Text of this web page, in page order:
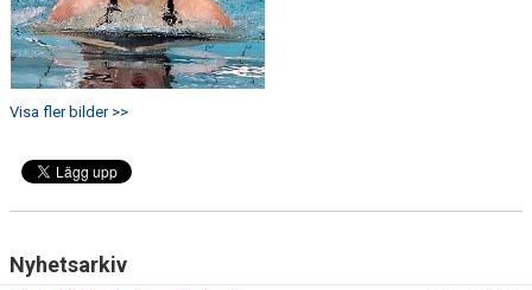
Visa fler bilder >>
Nyhetsarkiv